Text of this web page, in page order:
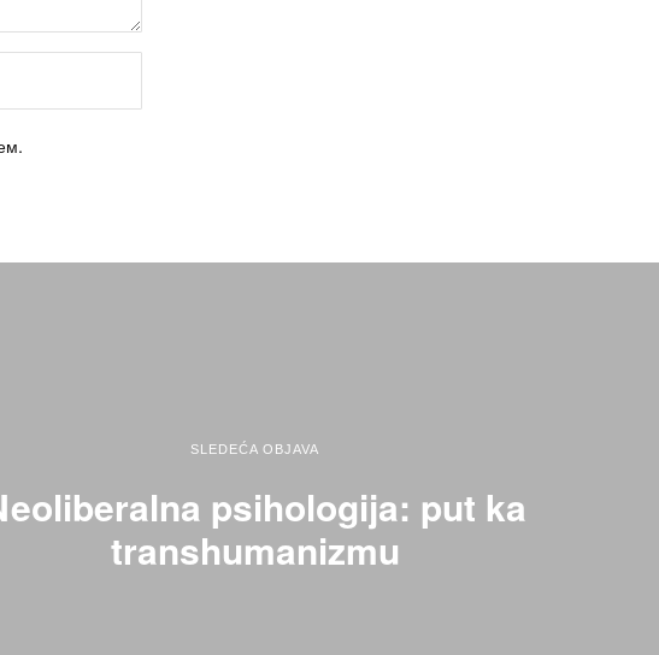
SLEDEĆA OBJAVA
psihologija: put ka
transhumanizmu